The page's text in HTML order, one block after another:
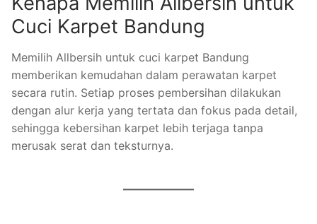
Cuci Karpet Bandung
Memilih Allbersih untuk cuci karpet Bandung
memberikan kemudahan dalam perawatan karpet
secara rutin. Setiap proses pembersihan dilakukan
dengan alur kerja yang tertata dan fokus pada detail,
sehingga kebersihan karpet lebih terjaga tanpa
merusak serat dan teksturnya.